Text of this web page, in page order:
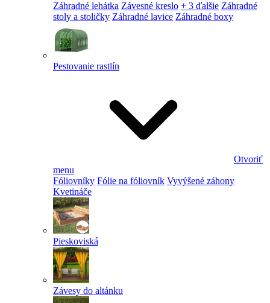
Záhradné lehátka Závesné kreslo + 3 ďalšie Záhradné
stoly a stoličky Záhradné lavice Záhradné boxy
Pestovanie rastlín
Otvoriť
menu
Fóliovníky Fólie na fóliovník Vyvýšené záhony
Kvetináče
Pieskoviská
Závesy do altánku